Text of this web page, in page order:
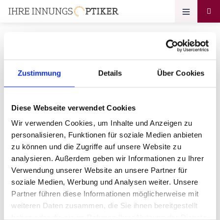
Zustimmung Details Über Cookies
Diese Webseite verwendet Cookies
Wir verwenden Cookies, um Inhalte und Anzeigen zu
personalisieren, Funktionen für soziale Medien anbieten
zu können und die Zugriffe auf unsere Website zu
analysieren. Außerdem geben wir Informationen zu Ihrer
Verwendung unserer Website an unsere Partner für
soziale Medien, Werbung und Analysen weiter. Unsere
Partner führen diese Informationen möglicherweise mit
weiteren Daten zusammen, die Sie ihnen bereitgestellt
Ihr Zugang zum
Hans Lang Optik
Bitte geben Sie Ihr Passwort ein: